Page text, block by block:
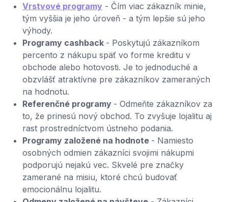
Vrstvové programy - Čím viac zákazník minie,
tým vyššia je jeho úroveň - a tým lepšie sú jeho
výhody.
Programy cashback - Poskytujú zákazníkom
percento z nákupu späť vo forme kreditu v
obchode alebo hotovosti. Je to jednoduché a
obzvlášť atraktívne pre zákazníkov zameraných
na hodnotu.
Referenčné programy - Odmeňte zákazníkov za
to, že prinesú nový obchod. To zvyšuje lojalitu aj
rast prostredníctvom ústneho podania.
Programy založené na hodnote - Namiesto
osobných odmien zákazníci svojimi nákupmi
podporujú nejakú vec. Skvelé pre značky
zamerané na misiu, ktoré chcú budovať
emocionálnu lojalitu.